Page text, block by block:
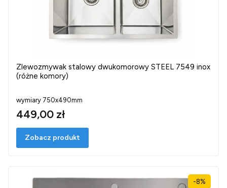
Zlewozmywak stalowy dwukomorowy STEEL 7549 inox
(różne komory)
wymiary 750x490mm
449,00 zł
Zobacz produkt
-8%